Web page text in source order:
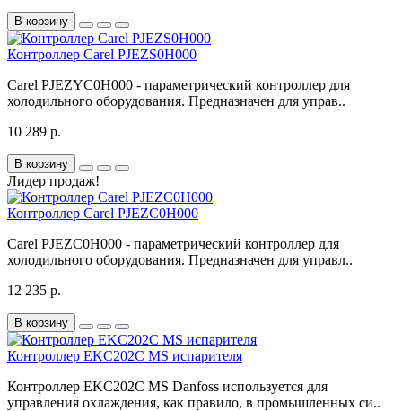
В корзину
Контроллер Carel PJEZS0H000
Carel PJEZYC0H000 - параметрический контроллер для
холодильного оборудования. Предназначен для управ..
10 289 р.
В корзину
Лидер продаж!
Контроллер Carel PJEZC0H000
Carel PJEZC0H000 - параметрический контроллер для
холодильного оборудования. Предназначен для управл..
12 235 р.
В корзину
Контроллер EKC202C MS испарителя
Контроллер EKC202C MS Danfoss используется для
управления охлаждения, как правило, в промышленных си..